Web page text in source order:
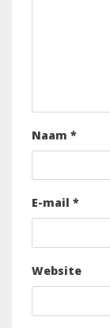
Naam *
E-mail *
Website